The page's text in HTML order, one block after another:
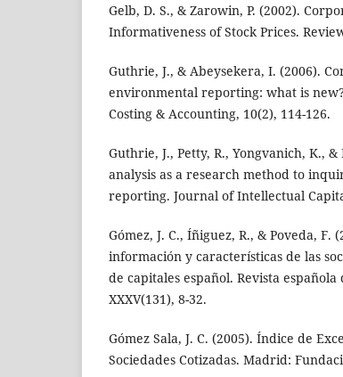
Gelb, D. S., & Zarowin, P. (2002).
Informativeness of Stock Prices.
Guthrie, J., & Abeysekera, I. (2006).
environmental reporting: what is
Costing & Accounting, 10(2), 114-126.
Guthrie, J., Petty, R., Yongvanich, K.,
analysis as a research method to
reporting. Journal of Intellectual
Gómez, J. C., Íñiguez, R., & Poveda,
información y características de las
de capitales español. Revista
XXXV(131), 8-32.
Gómez Sala, J. C. (2005). Índice de
Sociedades Cotizadas. Madrid: